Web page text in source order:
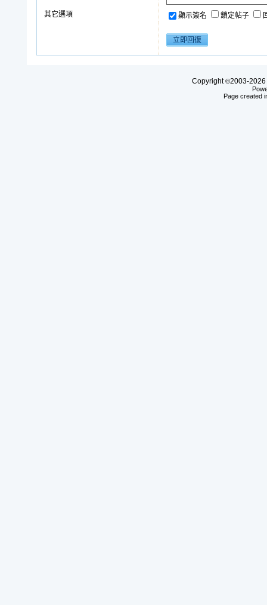
其它選項 顯示簽名 鎖定帖子
Copyright©2003-2026
Page created